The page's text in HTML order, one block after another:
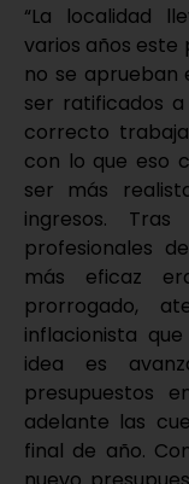
“La localidad
varios años este
no se aprueban
ser ratificados
correcto
con lo que eso
ser más
ingresos.
profesionales
más eficaz
prorrogado,
inflacionista
idea es
presupuestos
adelante las
final de año.